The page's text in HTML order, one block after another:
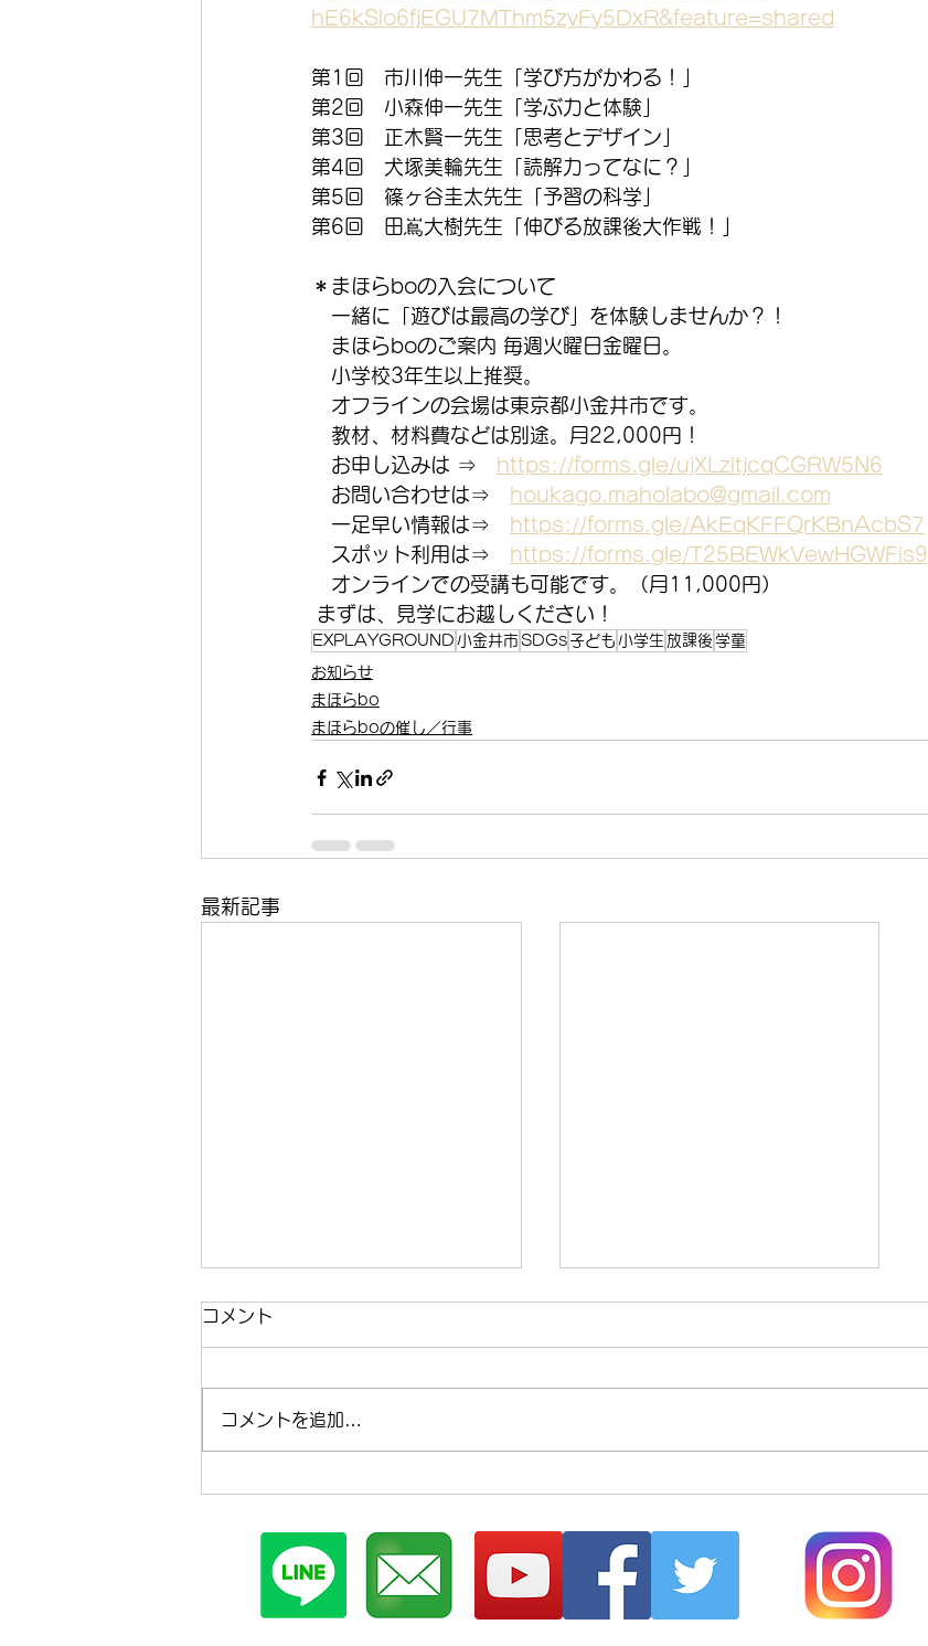
hE6kSlo6fjEGU7MThm5zyFy5DxR&feature=shared
第1回　市川伸一先生「学び方がかわる！」
第2回　小森伸一先生「学ぶ力と体験」
第3回　正木賢一先生「思考とデザイン」
第4回　犬塚美輪先生「読解力ってなに？」
第5回　篠ヶ谷圭太先生「予習の科学」
第6回　田嶌大樹先生「伸びる放課後大作戦！」
＊まほらboの入会について
一緒に「遊びは最高の学び」を体験しませんか？！
まほらboのご案内 毎週火曜日金曜日。
小学校3年生以上推奨。
オフラインの会場は東京都小金井市です。
教材、材料費などは別途。月22,000円！
お申し込みは ⇒
https://forms.gle/ujXLzitjcqCGRW5N6
お問い合わせは⇒
houkago.maholabo@gmail.com
一足早い情報は⇒
https://forms.gle/AkEqKFFQrKBnAcbS7
スポット利用は⇒
https://forms.gle/T25BEWkVewHGWFis9
オンラインでの受講も可能です。（月11,000円）
まずは、見学にお越しください！
EXPLAYGROUND 小金井市 SDGs子ども 小学生 放課後 学童
お知らせ
まほらbo
まほらboの催し／行事
最新記事
まほらboの2026年8月の予
定【まほらboの催し/行事】
はじめてのまほらbo2026夏
【まほらboの催し/行事】
コメント
コメントを追加…